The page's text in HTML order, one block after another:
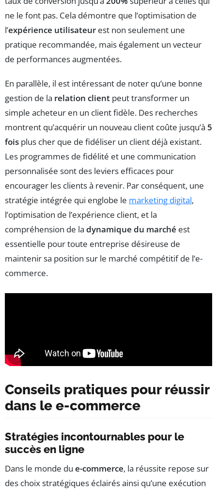
ne le font pas. Cela démontre que l’optimisation de
l’expérience utilisateur est non seulement une
pratique recommandée, mais également un vecteur
de performances augmentées.
En parallèle, il est intéressant de noter qu’une bonne
gestion de la relation client peut transformer un
simple acheteur en un client fidèle. Des recherches
montrent qu’acquérir un nouveau client coûte jusqu’à 5
fois plus cher que de fidéliser un client déjà existant.
Les programmes de fidélité et une communication
personnalisée sont des leviers efficaces pour
encourager les clients à revenir. Par conséquent, une
stratégie intégrée qui englobe le marketing digital,
l’optimisation de l’expérience client, et la
compréhension de la dynamique du marché est
essentielle pour toute entreprise désireuse de
maintenir sa position sur le marché compétitif de l’e-
commerce.
Conseils pratiques pour réussir
dans le e-commerce
Stratégies incontournables pour le
succès en ligne
Dans le monde du e-commerce, la réussite repose sur
des choix stratégiques éclairés ainsi qu’une exécution